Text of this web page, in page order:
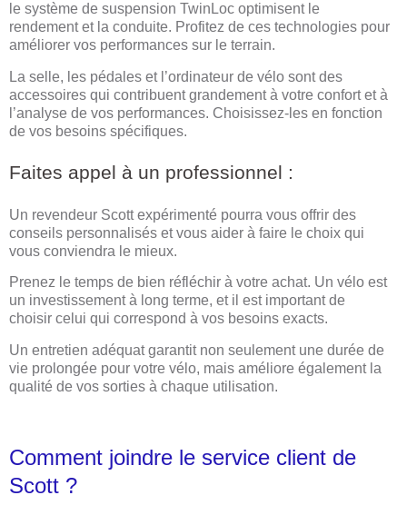
le système de suspension TwinLoc optimisent le
rendement et la conduite. Profitez de ces technologies pour
améliorer vos performances sur le terrain.
La selle, les pédales et l’ordinateur de vélo sont des
accessoires qui contribuent grandement à votre confort et à
l’analyse de vos performances. Choisissez-les en fonction
de vos besoins spécifiques.
Faites appel à un professionnel :
Un revendeur Scott expérimenté pourra vous offrir des
conseils personnalisés et vous aider à faire le choix qui
vous conviendra le mieux.
Prenez le temps de bien réfléchir à votre achat. Un vélo est
un investissement à long terme, et il est important de
choisir celui qui correspond à vos besoins exacts.
Un entretien adéquat garantit non seulement une durée de
vie prolongée pour votre vélo, mais améliore également la
qualité de vos sorties à chaque utilisation.
Comment joindre le service client de
Scott ?